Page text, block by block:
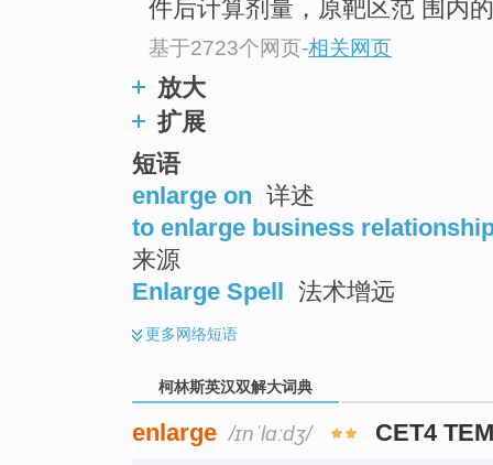
件后计算剂量，原靶区范 围内
基于2723个网页-相关网页
放大
扩展
短语
enlarge on 详述
to enlarge business
来源
Enlarge Spell
法术增远
更多网络短语
柯林斯英汉双解大词典
enlarge /ɪnˈlɑːdʒ/ CET4